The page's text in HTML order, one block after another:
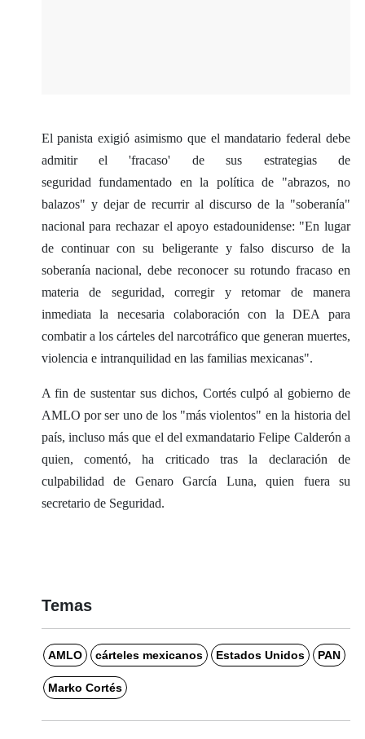
El panista exigió asimismo que el mandatario federal debe
admitir el 'fracaso' de sus estrategias de
seguridad fundamentado en la política de "abrazos, no
balazos" y dejar de recurrir al discurso de la "soberanía"
nacional para rechazar el apoyo estadounidense: "En lugar
de continuar con su beligerante y falso discurso de la
soberanía nacional, debe reconocer su rotundo fracaso en
materia de seguridad, corregir y retomar de manera
inmediata la necesaria colaboración con la DEA para
combatir a los cárteles del narcotráfico que generan muertes,
violencia e intranquilidad en las familias mexicanas".
A fin de sustentar sus dichos, Cortés culpó al gobierno de
AMLO por ser uno de los "más violentos" en la historia del
país, incluso más que el del exmandatario Felipe Calderón a
quien, comentó, ha criticado tras la declaración de
culpabilidad de Genaro García Luna, quien fuera su
secretario de Seguridad.
Temas
AMLO cárteles mexicanos Estados Unidos PAN
Marko Cortés